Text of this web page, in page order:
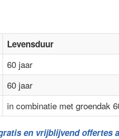
Levensduur
60 jaar
60 jaar
in combinatie met groendak
en vrijblijvend offertes